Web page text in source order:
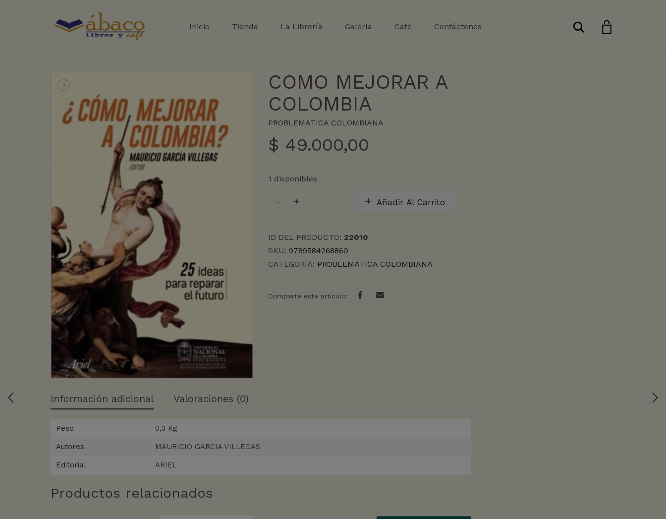
Inicio Tienda La Librería Galería Café Contáctenos Buscar
+
COMO MEJORAR A
COLOMBIA
PROBLEMATICA COLOMBIANA
$ 49.000,00
1 disponibles
MEJORAR
cantidad
Añadir Al Carrito
ID DEL PRODUCTO: 22010
SKU: 9789584268860
CATEGORÍA: PROBLEMATICA COLOMBIANA
Comparte este artículo:
Información adicional Valoraciones (0)
Peso 0,3 Kg
Autores MAURICIO GARCIA VILLEGAS
Editorial ARIEL
Productos relacionados